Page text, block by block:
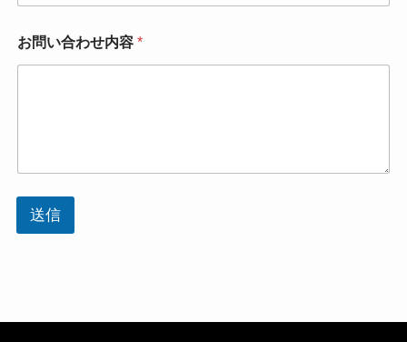
サ
ー
る
質
問
お問い合わせ内容 *
送信